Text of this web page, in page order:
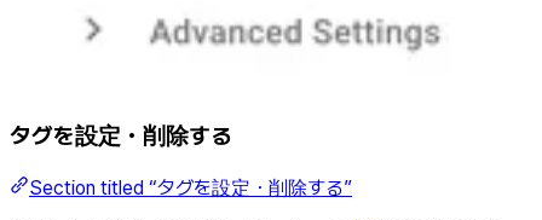
タグを設定・削除する
Section titled “タグを設定・削除する”